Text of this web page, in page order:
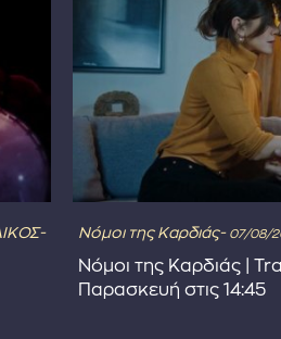
Νόμοι της Καρδιάς- 07/08/
Νόμοι της Καρδιάς |
Παρασκευή στις 14:45